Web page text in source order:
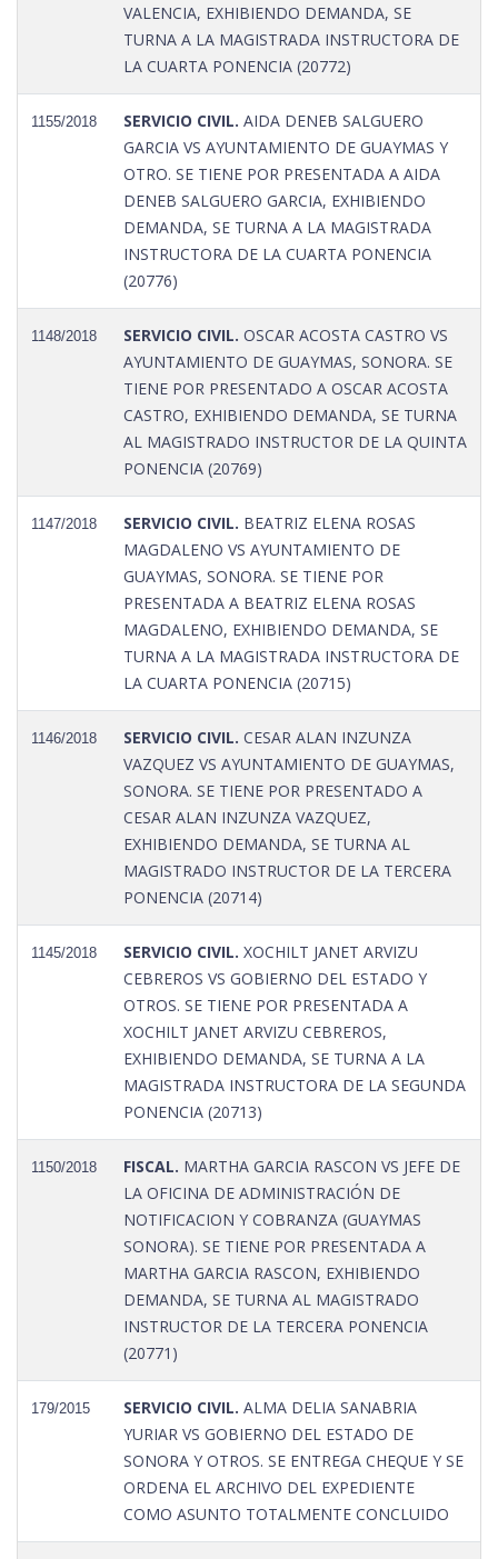
VALENCIA, EXHIBIENDO DEMANDA, SE
TURNA A LA MAGISTRADA INSTRUCTORA DE
LA CUARTA PONENCIA (20772)
1155/2018 SERVICIO CIVIL. AIDA DENEB SALGUERO
GARCIA VS AYUNTAMIENTO DE GUAYMAS Y
OTRO. SE TIENE POR PRESENTADA A AIDA
DENEB SALGUERO GARCIA, EXHIBIENDO
DEMANDA, SE TURNA A LA MAGISTRADA
INSTRUCTORA DE LA CUARTA PONENCIA
(20776)
1148/2018 SERVICIO CIVIL. OSCAR ACOSTA CASTRO VS
AYUNTAMIENTO DE GUAYMAS, SONORA. SE
TIENE POR PRESENTADO A OSCAR ACOSTA
CASTRO, EXHIBIENDO DEMANDA, SE TURNA
AL MAGISTRADO INSTRUCTOR DE LA QUINTA
PONENCIA (20769)
1147/2018 SERVICIO CIVIL. BEATRIZ ELENA ROSAS
MAGDALENO VS AYUNTAMIENTO DE
GUAYMAS, SONORA. SE TIENE POR
PRESENTADA A BEATRIZ ELENA ROSAS
MAGDALENO, EXHIBIENDO DEMANDA, SE
TURNA A LA MAGISTRADA INSTRUCTORA DE
LA CUARTA PONENCIA (20715)
1146/2018 SERVICIO CIVIL. CESAR ALAN INZUNZA
VAZQUEZ VS AYUNTAMIENTO DE GUAYMAS,
SONORA. SE TIENE POR PRESENTADO A
CESAR ALAN INZUNZA VAZQUEZ,
EXHIBIENDO DEMANDA, SE TURNA AL
MAGISTRADO INSTRUCTOR DE LA TERCERA
PONENCIA (20714)
1145/2018 SERVICIO CIVIL. XOCHILT JANET ARVIZU
CEBREROS VS GOBIERNO DEL ESTADO Y
OTROS. SE TIENE POR PRESENTADA A
XOCHILT JANET ARVIZU CEBREROS,
EXHIBIENDO DEMANDA, SE TURNA A LA
MAGISTRADA INSTRUCTORA DE LA SEGUNDA
PONENCIA (20713)
1150/2018 FISCAL. MARTHA GARCIA RASCON VS JEFE DE
LA OFICINA DE ADMINISTRACIÓN DE
NOTIFICACION Y COBRANZA (GUAYMAS
SONORA). SE TIENE POR PRESENTADA A
MARTHA GARCIA RASCON, EXHIBIENDO
DEMANDA, SE TURNA AL MAGISTRADO
INSTRUCTOR DE LA TERCERA PONENCIA
(20771)
179/2015 SERVICIO CIVIL. ALMA DELIA SANABRIA
YURIAR VS GOBIERNO DEL ESTADO DE
SONORA Y OTROS. SE ENTREGA CHEQUE Y SE
ORDENA EL ARCHIVO DEL EXPEDIENTE
COMO ASUNTO TOTALMENTE CONCLUIDO